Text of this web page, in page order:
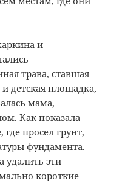
и
трава, ставшая
детская площадка,
мама,
Как показала
просел грунт,
фундамента.
удалить эти
короткие